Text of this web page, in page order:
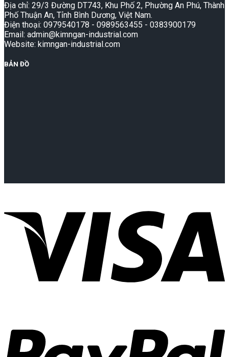
Địa chỉ: 29/3 Đường DT743, Khu Phố 2, Phường An Phú, Thành
Phố Thuận An, Tỉnh Bình Dương, Việt Nam.
Điện thoại: 0979540178 - 0989563455 - 0383900179
Email: admin@kimngan-industrial.com
Website: kimngan-industrial.com
BẢN ĐỒ